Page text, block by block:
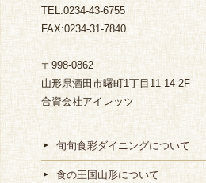
TEL:0234-43-6755
FAX:0234-31-7840
〒998-0862
山形県酒田市曙町1丁目11-14 2F
合資会社アイレッツ
旬旬食彩ダイニングについて
食の王国山形について